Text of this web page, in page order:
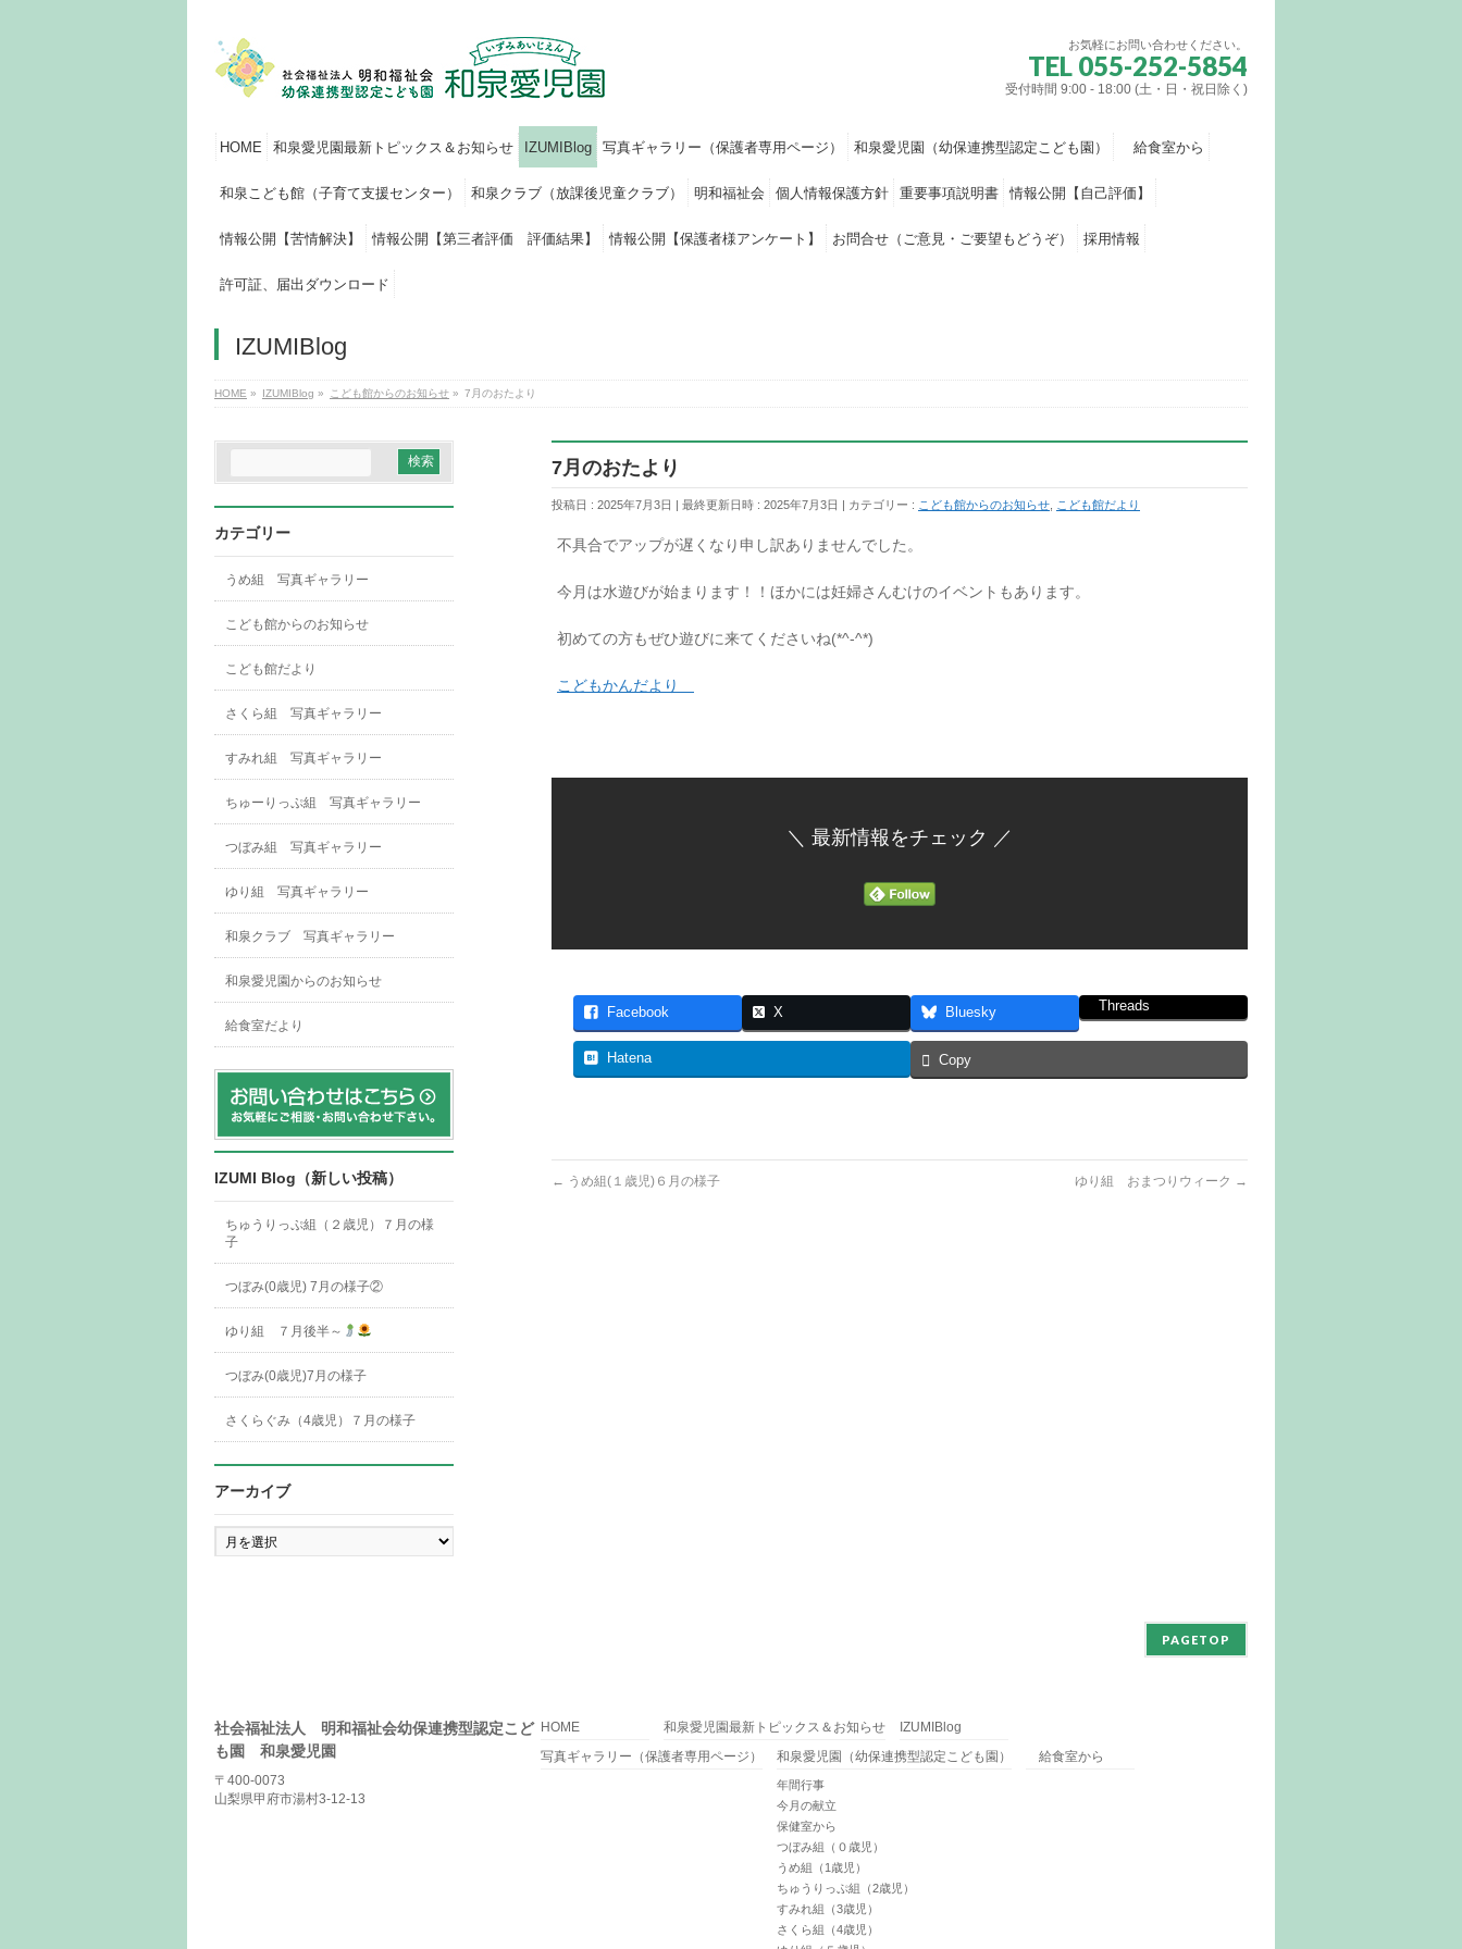
お気軽にお問い合わせください。
TEL 055-252-5854
受付時間 9:00 - 18:00 (土・日・祝日除く)
HOME 和泉愛児園最新トピックス＆お知らせ IZUMIBlog 写真ギャラリー（保護者専用ページ） 和泉愛児園（幼保連携型認定こども園） 給食室から
和泉こども館（子育て支援センター） 和泉クラブ（放課後児童クラブ） 明和福祉会 個人情報保護方針 重要事項説明書 情報公開【自己評価】
情報公開【苦情解決】 情報公開【第三者評価 評価結果】 情報公開【保護者様アンケート】 お問合せ（ご意見・ご要望もどうぞ） 採用情報
許可証、届出ダウンロード
IZUMIBlog
HOME » IZUMIBlog » こども館からのお知らせ » 7月のおたより
7月のおたより
投稿日 : 2025年7月3日 最終更新日時 : 2025年7月3日 カテゴリー : こども館からのお知らせ こども館だより
不具合でアップが遅くなり申し訳ありませんでした。
今月は水遊びが始まります！！ほかには妊婦さんむけのイベントもあります。
初めての方もぜひ遊びに来てくださいね(*^-^*)
こどもかんだより
＼ 最新情報をチェック ／
Facebook X Bluesky Threads
Hatena Copy
← うめ組(１歳児)６月の様子 ゆり組 おまつりウィーク →
カテゴリー
うめ組 写真ギャラリー
こども館からのお知らせ
こども館だより
さくら組 写真ギャラリー
すみれ組 写真ギャラリー
ちゅーりっぷ組 写真ギャラリー
つぼみ組 写真ギャラリー
ゆり組 写真ギャラリー
和泉クラブ 写真ギャラリー
和泉愛児園からのお知らせ
給食室だより
IZUMI Blog（新しい投稿）
ちゅうりっぷ組（２歳児）７月の様
子
つぼみ(0歳児) 7月の様子②
ゆり組 ７月後半～
つぼみ(0歳児)7月の様子
さくらぐみ（4歳児）７月の様子
アーカイブ
ア
ー
PAGETOP
社会福祉法人 明和福祉会幼保連携型認定こど
も園 和泉愛児園
〒400-0073
山梨県甲府市湯村3-12-13
HOME 和泉愛児園最新トピックス＆お知らせ
IZUMIBlog
写真ギャラリー（保護者専用ページ）
和泉愛児園（幼保連携型認定こども園）
年間行事
今月の献立
保健室から
つぼみ組（０歳児）
うめ組（1歳児）
ちゅうりっぷ組（2歳児）
すみれ組（3歳児）
さくら組（4歳児）
給食室から